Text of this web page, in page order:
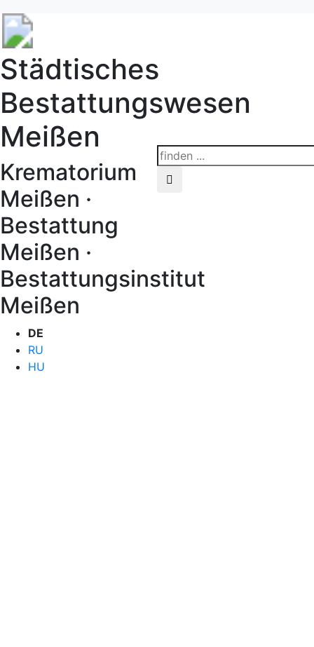
Städtisches
Bestattungswesen
Meißen
Krematorium
Meißen ·
Bestattung
Meißen ·
Bestattungsinstitut
Meißen
DE
RU
HU